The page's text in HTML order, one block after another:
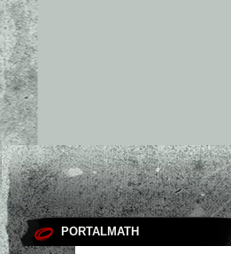
PORTALMATH